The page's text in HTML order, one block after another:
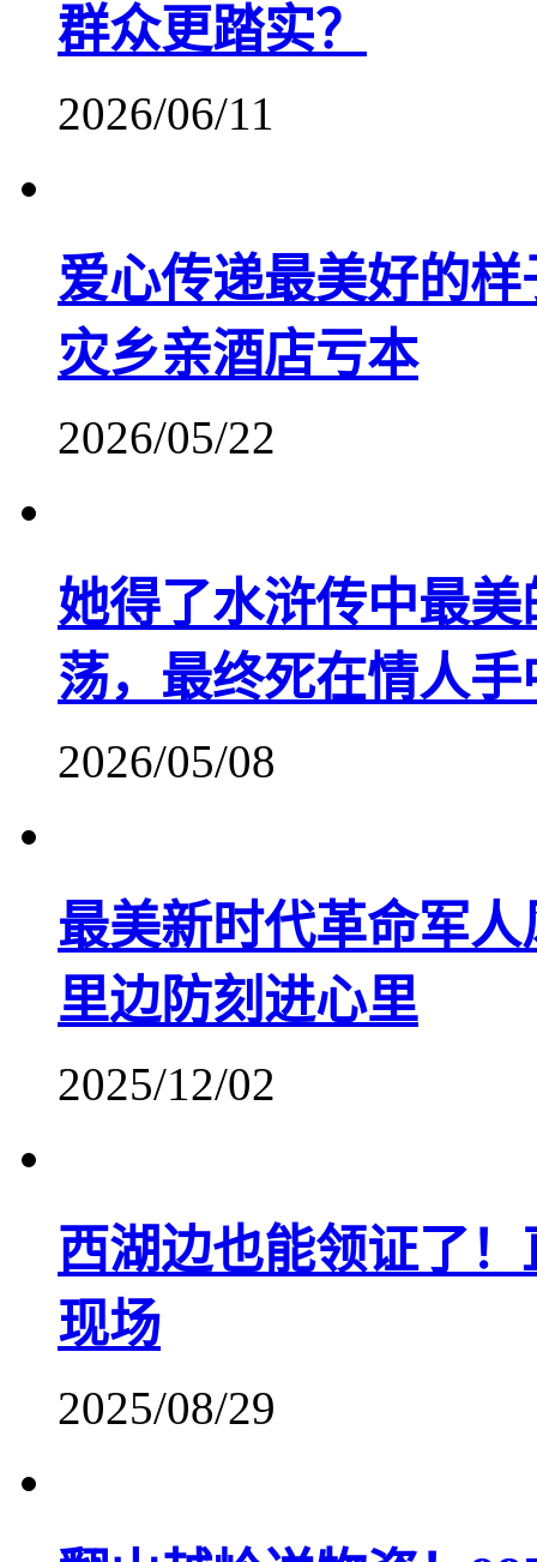
群众更踏实？
2026/06/11
爱心传递最美好的
灾乡亲酒店亏本
2026/05/22
她得了水浒传中最
荡，最终死在情人手
2026/05/08
最美新时代革命军
里边防刻进心里
2025/12/02
西湖边也能领证了
现场
2025/08/29